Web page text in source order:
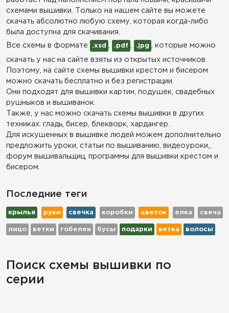
схемами вышивки. Только на нашем сайте вы можете
скачать абсолютно любую схему, которая когда-либо
была доступна для скачивания.
Все схемы в формате
.xsd .pdf .jpg , которые можно
скачать у нас на сайте взяты из открытых источников.
Поэтому, на сайте схемы вышивки крестом и бисером
можно скачать бесплатно и без регистрации.
Они подходят для вышивки картин, подушек, свадебных
рушныков и вышиванок.
Также, у нас можно скачать схемы вышивки в других
техниках: гладь, бисер, блекворк, хардангер.
Для искушенных в вышивке людей можем дополнительно
предложить уроки, статьи по вышиванию, видеоуроки,,
форум вышивальщиц, программы для вышивки крестом и
бисером.
Последние теги
крылья руки свечка коробки цветок елка свеча
лицо ветки гобелен бусы подарки ветка волосы
Поиск схемы вышивки по
серии